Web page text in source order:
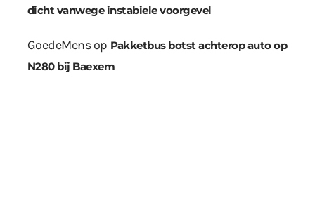
dicht vanwege instabiele voorgevel
GoedeMensop Pakketbus botst achterop auto op
N280 bij Baexem